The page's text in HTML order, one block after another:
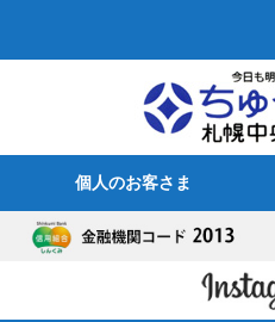
個人のお客さま